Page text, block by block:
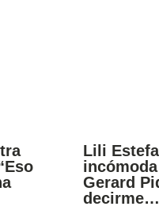
Lili
Gerard